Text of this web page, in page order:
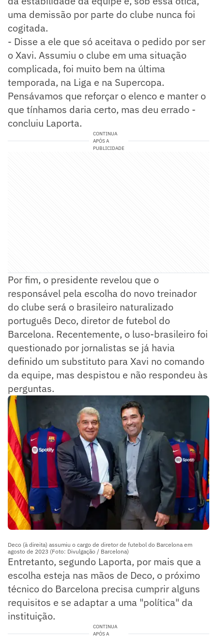
uma demissão por parte do clube nunca foi
cogitada.
- Disse a ele que só aceitava o pedido por ser
o Xavi. Assumiu o clube em uma situação
complicada, foi muito bem na última
temporada, na Liga e na Supercopa.
Pensávamos que reforçar o elenco e manter o
que tínhamos daria certo, mas deu errado -
concluiu Laporta.
CONTINUA
APÓS A
PUBLICIDADE
Por fim, o presidente revelou que o
responsável pela escolha do novo treinador
do clube será o brasileiro naturalizado
português Deco, diretor de futebol do
Barcelona. Recentemente, o luso-brasileiro foi
questionado por jornalistas se já havia
definido um substituto para Xavi no comando
da equipe, mas despistou e não respondeu às
perguntas.
Deco (à direita) assumiu o cargo de diretor de futebol do Barcelona em
agosto de 2023 (Foto: Divulgação / Barcelona)
Entretanto, segundo Laporta, por mais que a
escolha esteja nas mãos de Deco, o próximo
técnico do Barcelona precisa cumprir alguns
requisitos e se adaptar a uma "política" da
instituição.
CONTINUA
APÓS A